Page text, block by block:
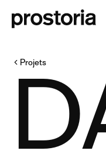
Projets